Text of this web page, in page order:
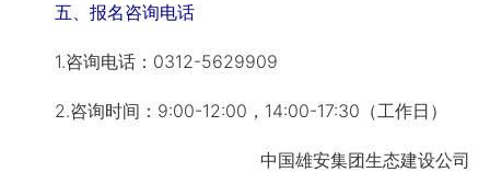
五、报名咨询电话
1.咨询电话：0312-5629909
2.咨询时间：9:00-12:00，14:00-17:30（工作日）
中国雄安集团生态建设公司